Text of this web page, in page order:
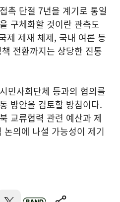
촉 단절 7년을 계기로 통일
구체화할 것이란 관측도
제 제재 체제, 국내 여론 등
전환까지는 상당한 진통
민사회단체 등과의 협의를
방안을 검토할 방침이다.
교류협력 관련 예산과 제
의에 나설 가능성이 제기